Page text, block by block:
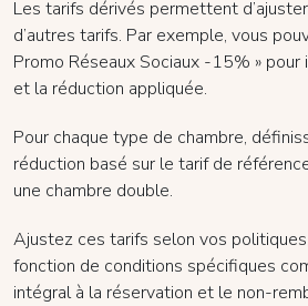
Les tarifs dérivés permettent
d’autres tarifs. Par exemple, vous
Promo Réseaux Sociaux -15% » pour
et la réduction appliquée.
Pour chaque type de chambre,
réduction basé sur le tarif de
une chambre double.
Ajustez ces tarifs selon vos
fonction de conditions spécifiques
intégral à la réservation et le non-